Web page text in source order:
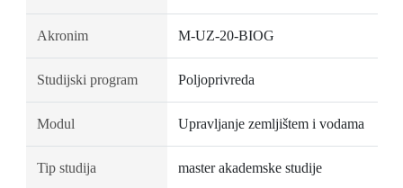
Akronim M-UZ-20-BIOG
Studijski program Poljoprivreda
Modul Upravljanje zemljištem i vodama
Tip studija master akademske studije